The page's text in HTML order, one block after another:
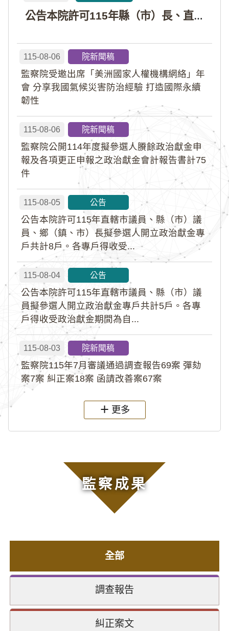
公告本院許可115年縣（市）長、直轄市議員、縣（市）議員擬參選人開立政治獻金專戶共計4戶。各專戶得收受政治獻金期間為自專戶許可設立日起至115年11月27日止，專戶名冊詳如附件。
115-08-06 院新聞稿
監察院受邀出席「美洲國家人權機構網絡」年
會 分享我國氣候災害防治經驗 打造國際永續
韌性
115-08-06 院新聞稿
監察院公開114年度擬參選人賸餘政治獻金申
報及各項更正申報之政治獻金會計報告書計75
件
115-08-05 公告
公告本院許可115年直轄市議員、縣（市）議
員、鄉（鎮、市）長擬參選人開立政治獻金專
戶共計8戶。各專戶得收受...
115-08-04 公告
公告本院許可115年直轄市議員、縣（市）議
員擬參選人開立政治獻金專戶共計5戶。各專
戶得收受政治獻金期間為自...
115-08-03 院新聞稿
監察院115年7月審議通過調查報告69案 彈劾
案7案 糾正案18案 函請改善案67案
更多
監察成果
全部
調查報告
糾正案文